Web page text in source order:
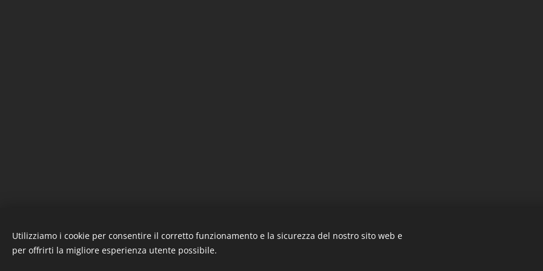
Utilizziamo i cookie per consentire il corretto funzionamento e la sicurezza del nostro sito web e
per offrirti la migliore esperienza utente possibile.